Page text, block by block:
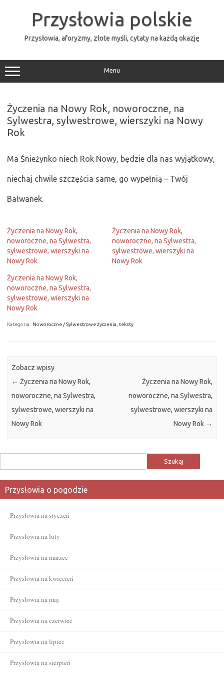
Przysłowia polskie
Przysłowia, aforyzmy, złote myśli, cytaty na każdą okazję
Menu
Życzenia na Nowy Rok, noworoczne, na
Sylwestra, sylwestrowe, wierszyki na Nowy
Rok
Ma Śnieżynko niech Rok Nowy, będzie dla nas wyjątkowy,
niechaj chwile szczęścia same, go wypełnią – Twój
Bałwanek.
Życzenia na Nowy Rok,
noworoczne, na Sylwestra,
sylwestrowe, wierszyki na
Nowy Rok
Życzenia na Nowy Rok,
noworoczne, na Sylwestra,
sylwestrowe, wierszyki na
Nowy Rok
Życzenia na Nowy Rok,
noworoczne, na Sylwestra,
sylwestrowe, wierszyki na
Nowy Rok
Kategoria: Noworoczne / Sylwestrowe życzenia, teksty
Zobacz wpisy
← Życzenia na Nowy Rok,
noworoczne, na Sylwestra,
sylwestrowe, wierszyki na
Nowy Rok
Życzenia na Nowy Rok,
noworoczne, na Sylwestra,
sylwestrowe, wierszyki na
Nowy Rok →
Przysłowia o pogodzie
Przysłowia na styczeń
Przysłowia na luty
Przysłowia na marzec
Przysłowia na kwiecień
Przysłowia na maj
Przysłowia na czerwiec
Przysłowia na lipiec
Przysłowia na sierpień